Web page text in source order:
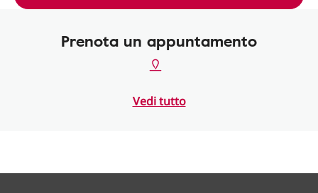
Prenota un appuntamento
Vedi tutto